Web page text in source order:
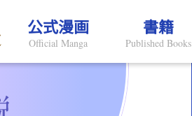
公式漫画
Official Manga
書籍
Published Books